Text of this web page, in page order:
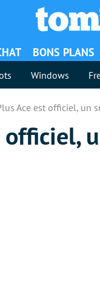
BONS PLANS
Windows
Ace est officiel, un
officiel,